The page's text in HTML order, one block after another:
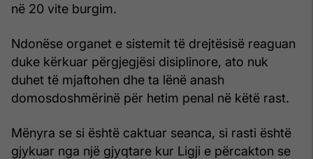
në 20 vite burgim.
Ndonëse organet e sistemit të drejtësisë reaguan
duke kërkuar përgjegjësi disiplinore, ato nuk
duhet të mjaftohen dhe ta lënë anash
domosdoshmërinë për hetim penal në këtë rast.
Mënyra se si është caktuar seanca, si rasti është
gjykuar nga një gjyqtare kur Ligji e përcakton se